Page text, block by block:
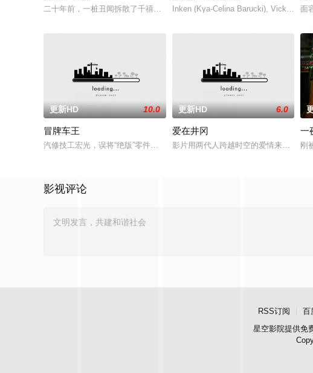
二十年前，一桩丑闻拆散了千禧年初期当红的韩国流行三人团体。如今，三
Inken (Kya-Celina Barucki), Vicky (Julia
面
更新HD 10.0
冒牌车王
汽修技工宏光，误将“绝版”零件遗落盲女薛薇薇家中，为了找回丢失的东西，
更新HD 6.0
爱在井冈
影片用两代人跨越时空的爱情来演绎吉
一
刚
影视评论
RSS订阅 百
星空影院提供免